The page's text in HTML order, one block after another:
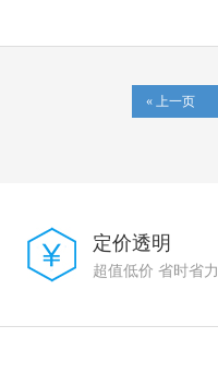
« 上一页
定价透明
超值低价 省时省力